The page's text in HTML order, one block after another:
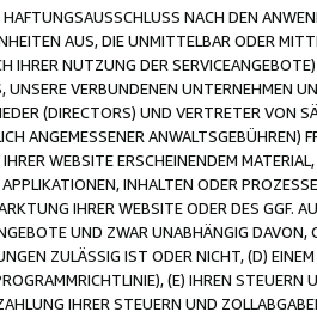
NACH DEN
AUS, DIE UNMITTELBAR ODER
IHRER NUTZUNG DER
UNSERE VERBUNDENEN UNTERNEHMEN
(DIRECTORS) UND VERTRETER VON
ANGEMESSENER
WEBSITE ERSCHEINENDEM
INHALTEN ODER
IHRER WEBSITE ODER DES GGF.
UND ZWAR UNABHÄNGIG
ZULÄSSIG IST ODER NICHT, (D)
(E) IHREN
IHRER STEUERN UND